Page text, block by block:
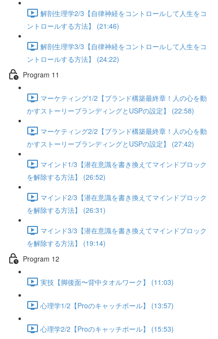
解剖生理学2/3【自律神経をコントロールして人生をコ
ントロールする方法】 (21:46)
解剖生理学3/3【自律神経をコントロールして人生をコ
ントロールする方法】 (24:22)
Program 11
マーケティング1/2【ブランド構築最終章！人の心を動
かすストーリーブランディングとUSPの設定】 (22:58)
マーケティング2/2【ブランド構築最終章！人の心を動
かすストーリーブランディングとUSPの設定】 (27:42)
マインド1/3【潜在意識を書き換えてマインドブロック
を解除する方法】 (26:52)
マインド2/3【潜在意識を書き換えてマインドブロック
を解除する方法】 (26:31)
マインド3/3【潜在意識を書き換えてマインドブロック
を解除する方法】 (19:14)
Program 12
実技【脚後面〜背中タオルワーク】 (11:03)
心理学1/2【Proのキャッチボール】 (13:57)
心理学2/2【Proのキャッチボール】 (15:53)